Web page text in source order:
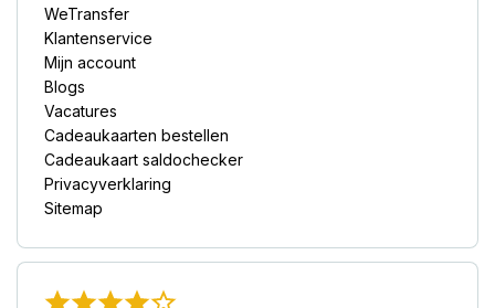
WeTransfer
Klantenservice
Mijn account
Blogs
Vacatures
Cadeaukaarten bestellen
Cadeaukaart saldochecker
Privacyverklaring
Sitemap